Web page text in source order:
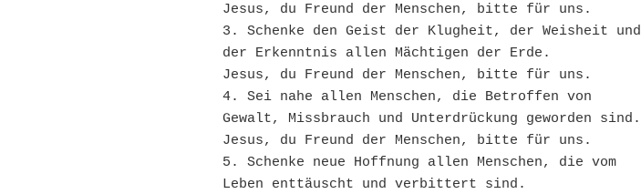
Jesus, du Freund der Menschen, bitte für uns.
3. Schenke den Geist der Klugheit, der Weisheit und
der Erkenntnis allen Mächtigen der Erde.
Jesus, du Freund der Menschen, bitte für uns.
4. Sei nahe allen Menschen, die Betroffen von
Gewalt, Missbrauch und Unterdrückung geworden sind.
Jesus, du Freund der Menschen, bitte für uns.
5. Schenke neue Hoffnung allen Menschen, die vom
Leben enttäuscht und verbittert sind.